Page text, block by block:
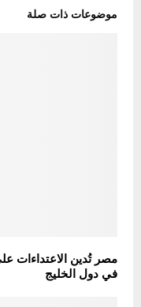
موضوعات ذات صلة
مصر تُدين الاعتداءات
في دول الخليج